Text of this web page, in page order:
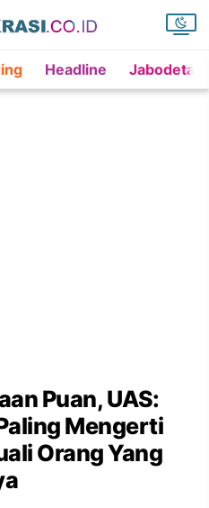
Headline
Puan, UAS:
Mengerti
Orang Yang